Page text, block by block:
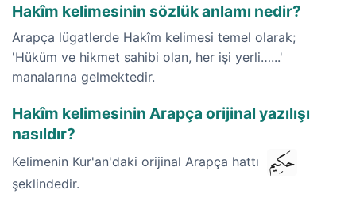
Hakîm kelimesinin sözlük anlamı nedir?
Arapça lügatlerde Hakîm kelimesi temel olarak;
'Hüküm ve hikmet sahibi olan, her işi yerli…...'
manalarına gelmektedir.
Hakîm kelimesinin Arapça orijinal yazılışı
nasıldır?
Kelimenin Kur'an'daki orijinal Arapça hattı حَكِيم
şeklindedir.